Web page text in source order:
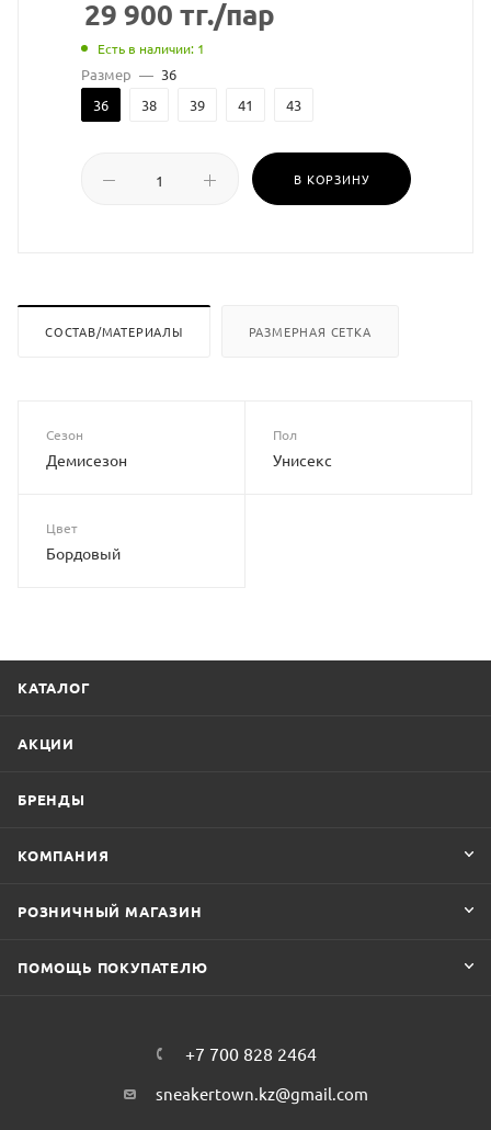
29 900 тг./пар
Есть в наличии: 1
Размер — 36
36
38 39 41 43
В КОРЗИНУ
СОСТАВ/МАТЕРИАЛЫ РАЗМЕРНАЯ СЕТКА
Сезон
Демисезон
Пол
Унисекс
Цвет
Бордовый
КАТАЛОГ
АКЦИИ
БРЕНДЫ
КОМПАНИЯ
РОЗНИЧНЫЙ МАГАЗИН
ПОМОЩЬ ПОКУПАТЕЛЮ
+7 700 828 2464
sneakertown.kz@gmail.com